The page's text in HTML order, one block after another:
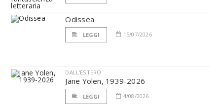
Odissea
LEGGI 15/07/2026
DALL'ESTERO
Jane Yolen, 1939-2026
LEGGI 4/08/2026